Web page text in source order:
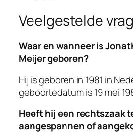
Veelgestelde
Waar en wanneer is
Meijer geboren?
Hij is geboren in 1981 in
geboortedatum is 19 mei
Heeft hij een rechtszaak
aangespannen of